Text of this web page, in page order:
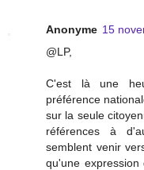
Anonyme 15
@LP,
C'est là une
préférence
sur la seule
références à
semblent venir
qu'une